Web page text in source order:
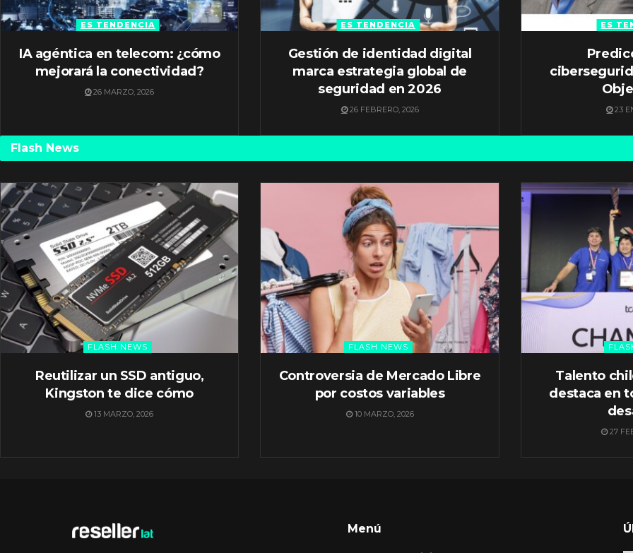
ES TENDENCIA
IA agéntica en telecom: ¿cómo
mejorará la conectividad?
26 MARZO, 2026
ES TENDENCIA
Gestión de identidad digital
marca estrategia global de
seguridad en 2026
26 FEBRERO, 2026
ES
23
Flash News
FLASH NEWS
Reutilizar un SSD antiguo,
Kingston te dice cómo
13 MARZO, 2026
FLASH NEWS
Controversia de Mercado Libre
por costos variables
10 MARZO, 2026
Talento
destaca en
27
Menú